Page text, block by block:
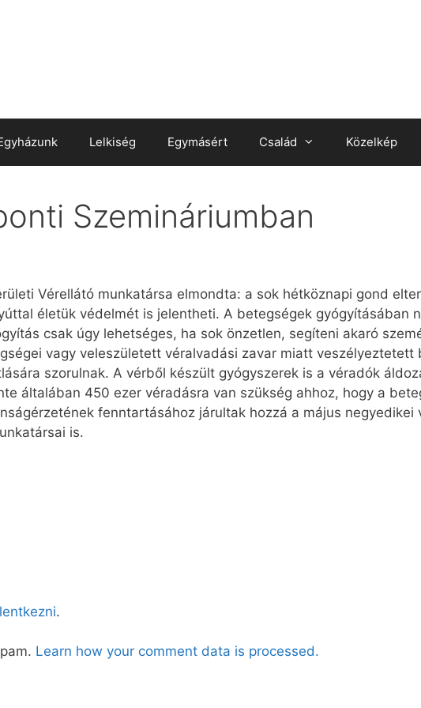
Lelkiség Egymásért Család Közelkép
Szemináriumban
Vérellátó munkatársa elmondta: a sok hétköznapi gond
életük védelmét is jelentheti. A betegségek gyógyításában
csak úgy lehetséges, ha sok önzetlen, segíteni akaró
vagy veleszületett véralvadási zavar miatt veszélyeztetett
szorulnak. A vérből készült gyógyszerek is a véradók
általában 450 ezer véradásra van szükség ahhoz, hogy a
fenntartásához járultak hozzá a május negyedikei
is.
.
Learn how your comment data is processed.